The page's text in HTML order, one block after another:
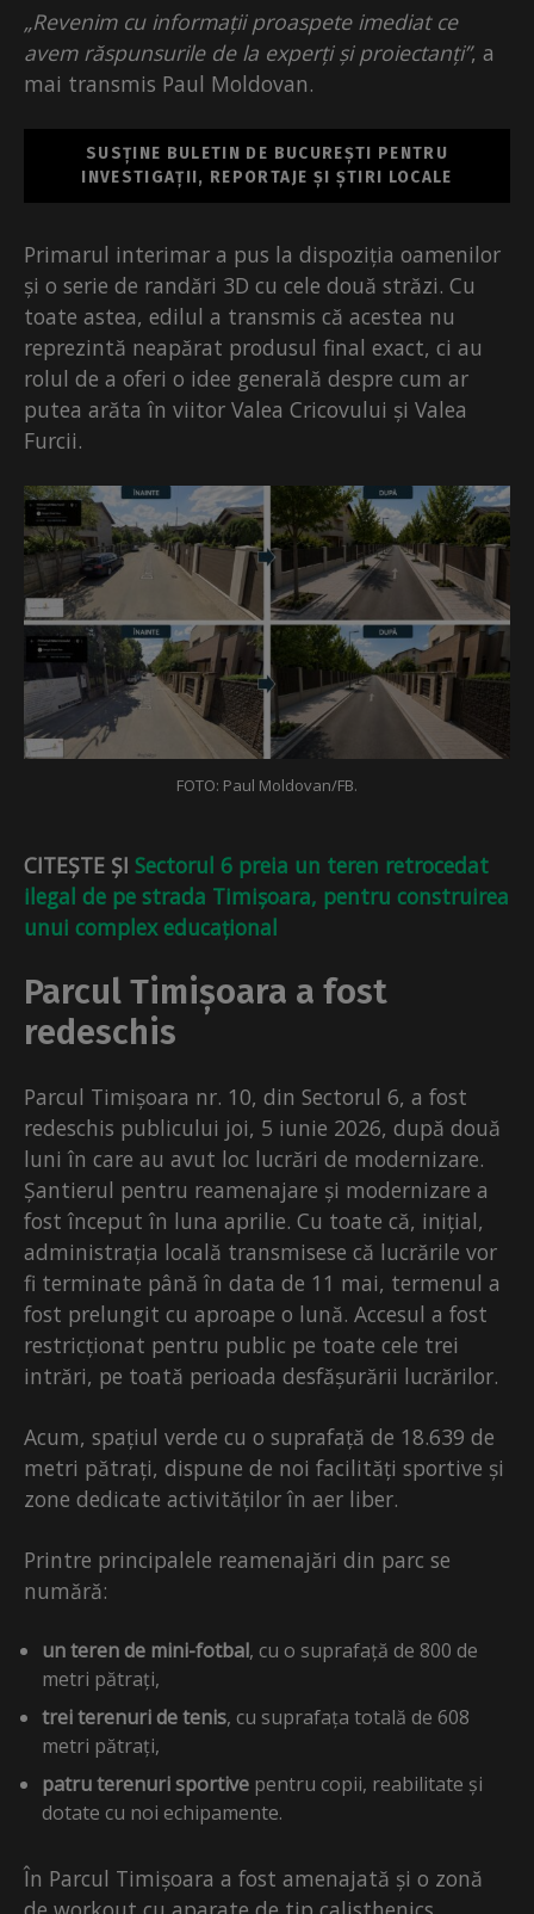
„Revenim cu informații proaspete imediat ce
avem răspunsurile de la experți și proiectanți”, a
mai transmis Paul Moldovan.
SUSȚINE BULETIN DE BUCUREȘTI PENTRU
INVESTIGAȚII, REPORTAJE ȘI ȘTIRI LOCALE
Primarul interimar a pus la dispoziția oamenilor
și o serie de randări 3D cu cele două străzi. Cu
toate astea, edilul a transmis că acestea nu
reprezintă neapărat produsul final exact, ci au
rolul de a oferi o idee generală despre cum ar
putea arăta în viitor Valea Cricovului și Valea
Furcii.
FOTO: Paul Moldovan/FB.
CITEȘTE ȘI Sectorul 6 preia un teren retrocedat
ilegal de pe strada Timișoara, pentru construirea
unui complex educațional
Parcul Timișoara a fost
redeschis
Parcul Timișoara nr. 10, din Sectorul 6, a fost
redeschis publicului joi, 5 iunie 2026, după două
luni în care au avut loc lucrări de modernizare.
Șantierul pentru reamenajare și modernizare a
fost început în luna aprilie. Cu toate că, inițial,
administrația locală transmisese că lucrările vor
fi terminate până în data de 11 mai, termenul a
fost prelungit cu aproape o lună. Accesul a fost
restricționat pentru public pe toate cele trei
intrări, pe toată perioada desfășurării lucrărilor.
Acum, spațiul verde cu o suprafață de 18.639 de
metri pătrați, dispune de noi facilități sportive și
zone dedicate activităților în aer liber.
Printre principalele reamenajări din parc se
numără:
un teren de mini-fotbal, cu o suprafață de 800 de
metri pătrați,
trei terenuri de tenis, cu suprafața totală de 608
metri pătrați,
patru terenuri sportive pentru copii, reabilitate și
dotate cu noi echipamente.
În Parcul Timișoara a fost amenajată și o zonă